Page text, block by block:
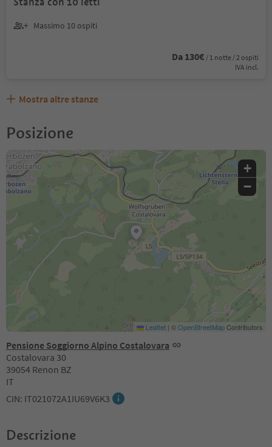
Massimo 10 ospiti
Da 130€ / 1 notte / 2 ospiti
IVA incl.
Mostra altre stanze
Posizione
Pensione Soggiorno Alpino Costalovara
Costalovara 30
39054 Renon BZ
IT
CIN: IT021072A1IU69V6K3
+
−
Leaflet | ©OpenStreetMapContributors
Descrizione